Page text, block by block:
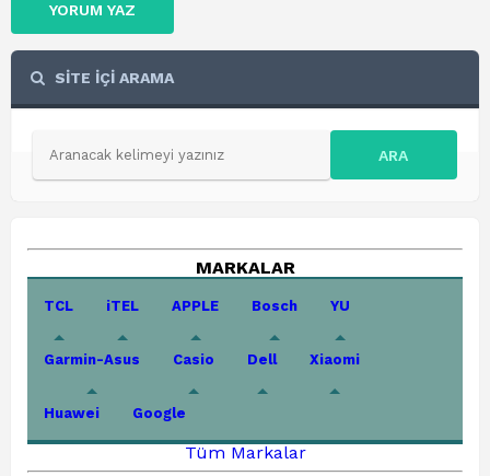
YORUM YAZ
SİTE İÇİ ARAMA
ARA
MARKALAR
TCL iTEL APPLE Bosch YU
Garmin-Asus Casio Dell Xiaomi
Huawei Google
Tüm Markalar